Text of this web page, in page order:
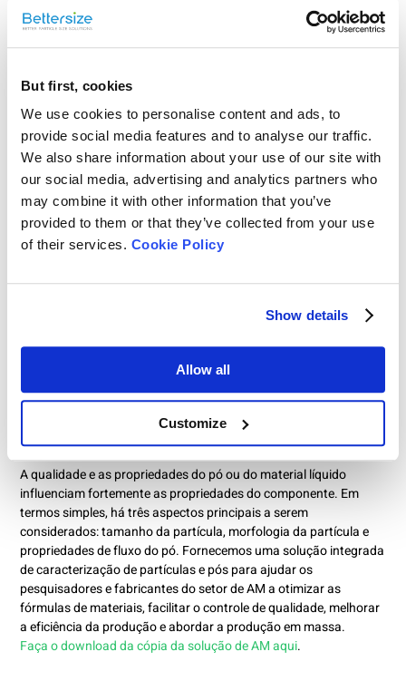
But first, cookies
We use cookies to personalise content and ads, to
provide social media features and to analyse our traffic.
We also share information about your use of our site with
our social media, advertising and analytics partners who
may combine it with other information that you’ve
provided to them or that they’ve collected from your use
of their services. Cookie Policy
Show details
Allow all
Customize
O PIC-1 é uma ferramenta complementar ao Bettersizer 2600,
fornecendo informações sobre o formato das partículas e
de tamanho de partículas da difração a laser.
Solução de pó e partículas sob medida
para a manufatura aditiva
A qualidade e as propriedades do pó ou do material líquido
influenciam fortemente as propriedades do componente. Em
termos simples, há três aspectos principais a serem
considerados: tamanho da partícula, morfologia da partícula e
propriedades de fluxo do pó. Fornecemos uma solução integrada
de caracterização de partículas e pós para ajudar os
pesquisadores e fabricantes do setor de AM a otimizar as
fórmulas de materiais, facilitar o controle de qualidade, melhorar
a eficiência da produção e abordar a produção em massa.
Faça o download da cópia da solução de AM aqui.